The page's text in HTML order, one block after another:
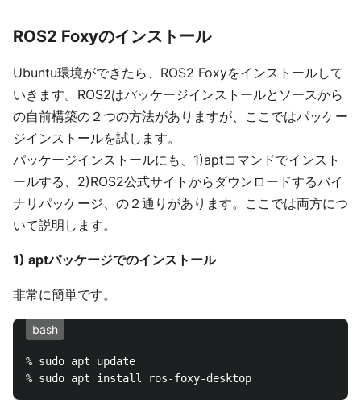
ROS2 Foxyのインストール
Ubuntu環境ができたら、ROS2 Foxyをインストールして
いきます。ROS2はパッケージインストールとソースから
の自前構築の２つの方法がありますが、ここではパッケー
ジインストールを試します。
パッケージインストールにも、1)aptコマンドでインスト
ールする、2)ROS2公式サイトからダウンロードするバイ
ナリパッケージ、の２通りがあります。ここでは両方につ
いて説明します。
1) aptパッケージでのインストール
非常に簡単です。
bash
% sudo apt update